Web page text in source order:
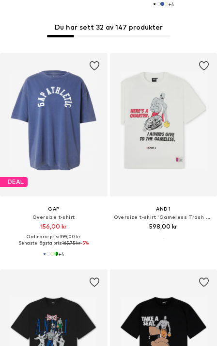
+4
DEAL
GAP
Oversize t-shirt
156,00 kr
Ordinarie pris: 399,00 kr
Senaste lägsta pris:165,75 kr-5%
+4
AND1
Oversize t-shirt 'Gameless Trash Talk'
598,00 kr
Du har sett 32 av 147 produkter